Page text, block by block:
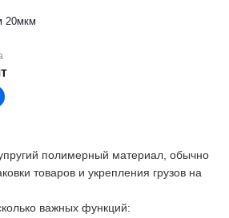
20мкм
полимерный материал, обычно
товаров и укрепления грузов на
важных функций: